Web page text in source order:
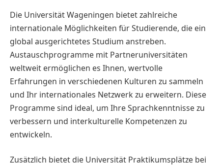
Die Universität Wageningen bietet zahlreiche
internationale Möglichkeiten für Studierende, die ein
global ausgerichtetes Studium anstreben.
Austauschprogramme mit Partneruniversitäten
weltweit ermöglichen es Ihnen, wertvolle
Erfahrungen in verschiedenen Kulturen zu sammeln
und Ihr internationales Netzwerk zu erweitern. Diese
Programme sind ideal, um Ihre Sprachkenntnisse zu
verbessern und interkulturelle Kompetenzen zu
entwickeln.
Zusätzlich bietet die Universität Praktikumsplätze bei